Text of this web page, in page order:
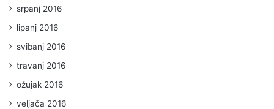
srpanj 2016
lipanj 2016
svibanj 2016
travanj 2016
ožujak 2016
veljača 2016